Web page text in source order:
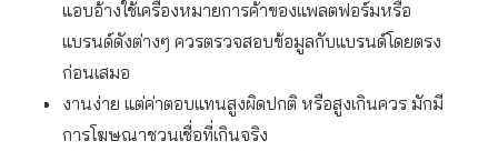
แอบอ้างใช้เครื่องหมายการค้าของแพลตฟอร์มหรือ
แบรนด์ดังต่างๆ ควรตรวจสอบข้อมูลกับแบรนด์โดยตรง
ก่อนเสมอ
งานง่าย แต่ค่าตอบแทนสูงผิดปกติ หรือสูงเกินควร มักมี
การโฆษณาชวนเชื่อที่เกินจริง